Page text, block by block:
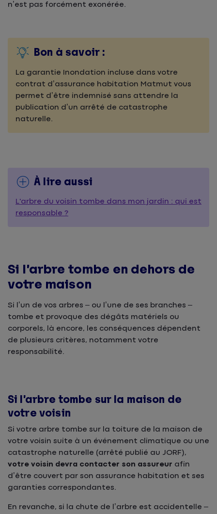
n’est pas forcément exonérée.
Bon à savoir :
La garantie Inondation incluse dans votre
contrat d’assurance habitation Matmut vous
permet d’être indemnisé sans attendre la
publication d’un arrêté de catastrophe
naturelle.
À lire aussi
L'arbre du voisin tombe dans mon jardin : qui est
responsable ?
Si l’arbre tombe en dehors de
votre maison
Si l’un de vos arbres – ou l’une de ses branches –
tombe et provoque des dégâts matériels ou
corporels, là encore, les conséquences dépendent
de plusieurs critères, notamment votre
responsabilité.
Si l’arbre tombe sur la maison de
votre voisin
Si votre arbre tombe sur la toiture de la maison de
votre voisin suite à un événement climatique ou une
catastrophe naturelle (arrêté publié au JORF),
votre voisin devra contacter son assureur afin
d’être couvert par son assurance habitation et ses
garanties correspondantes.
En revanche, si la chute de l’arbre est accidentelle –